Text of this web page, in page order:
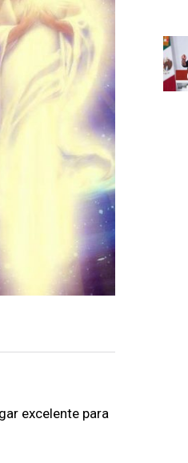
excelente para